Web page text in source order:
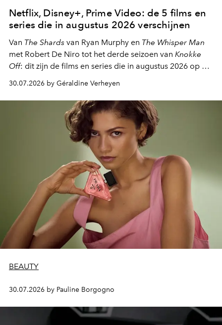
Netflix, Disney+, Prime Video: de 5 films en
series die in augustus 2026 verschijnen
Van The Shards van Ryan Murphy en The Whisper Man
met Robert De Niro tot het derde seizoen van Knokke
Off: dit zijn de films en series die in augustus 2026 op de
30.07.2026 by Géraldine Verheyen
BEAUTY
30.07.2026 by Pauline Borgogno